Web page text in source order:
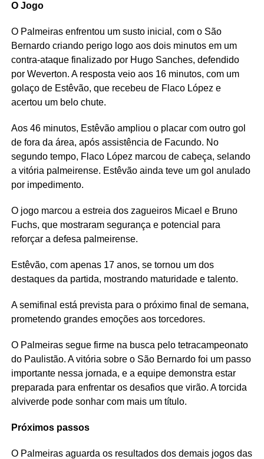
O Jogo
O Palmeiras enfrentou um susto inicial, com o São
Bernardo criando perigo logo aos dois minutos em um
contra-ataque finalizado por Hugo Sanches, defendido
por Weverton. A resposta veio aos 16 minutos, com um
golaço de Estêvão, que recebeu de Flaco López e
acertou um belo chute.
Aos 46 minutos, Estêvão ampliou o placar com outro gol
de fora da área, após assistência de Facundo. No
segundo tempo, Flaco López marcou de cabeça, selando
a vitória palmeirense. Estêvão ainda teve um gol anulado
por impedimento.
O jogo marcou a estreia dos zagueiros Micael e Bruno
Fuchs, que mostraram segurança e potencial para
reforçar a defesa palmeirense.
Estêvão, com apenas 17 anos, se tornou um dos
destaques da partida, mostrando maturidade e talento.
A semifinal está prevista para o próximo final de semana,
prometendo grandes emoções aos torcedores.
O Palmeiras segue firme na busca pelo tetracampeonato
do Paulistão. A vitória sobre o São Bernardo foi um passo
importante nessa jornada, e a equipe demonstra estar
preparada para enfrentar os desafios que virão. A torcida
alviverde pode sonhar com mais um título.
Próximos passos
O Palmeiras aguarda os resultados dos demais jogos das